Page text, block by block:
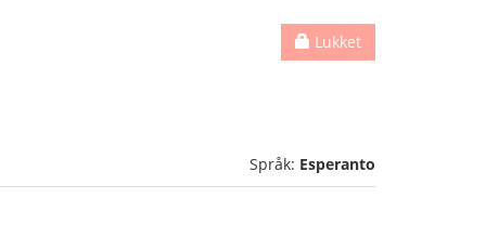
Lukket
Språk: Esperanto